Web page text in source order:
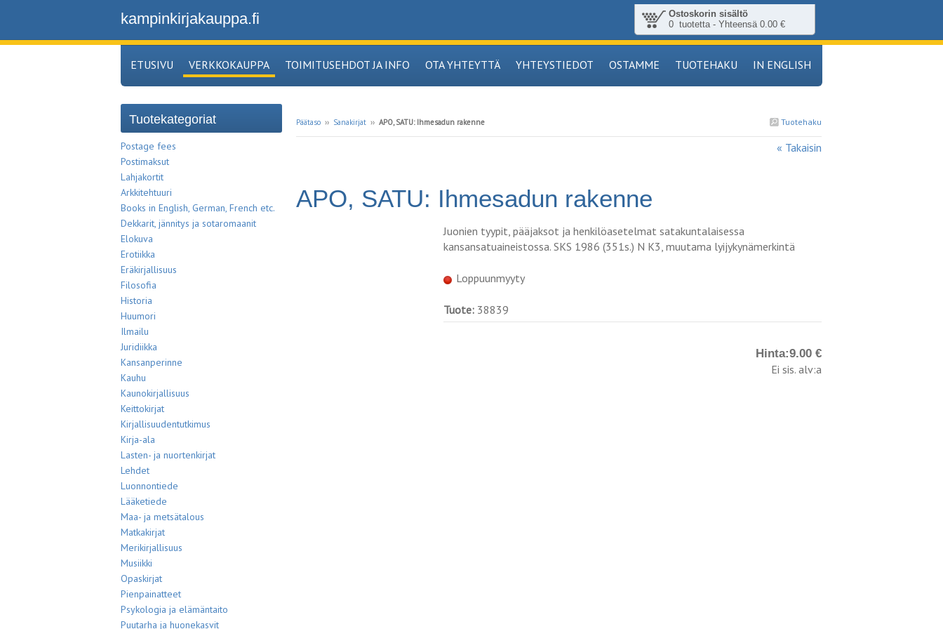
Ostoskorin sisältö
0 tuotetta - Yhteensä 0.00 €
kampinkirjakauppa.fi
ETUSIVU VERKKOKAUPPA TOIMITUSEHDOT JA INFO OTA YHTEYTTÄ YHTEYSTIEDOT OSTAMME TUOTEHAKU IN ENGLISH
Tuotehaku
Päätaso ›› Sanakirjat ›› APO, SATU: Ihmesadun rakenne
« Takaisin
APO, SATU: Ihmesadun rakenne
Juonien tyypit, pääjaksot ja henkilöasetelmat satakuntalaisessa
kansansatuaineistossa. SKS 1986 (351s.) N K3, muutama lyijykynämerkintä
Loppuunmyyty
Tuote: 38839
Hinta:9.00 €
Ei sis. alv:a
Tuotekategoriat
Postage fees
Postimaksut
Lahjakortit
Arkkitehtuuri
Books in English, German, French etc.
Dekkarit, jännitys ja sotaromaanit
Elokuva
Erotiikka
Eräkirjallisuus
Filosofia
Historia
Huumori
Ilmailu
Juridiikka
Kansanperinne
Kauhu
Kaunokirjallisuus
Keittokirjat
Kirjallisuudentutkimus
Kirja-ala
Lasten- ja nuortenkirjat
Lehdet
Luonnontiede
Lääketiede
Maa- ja metsätalous
Matkakirjat
Merikirjallisuus
Musiikki
Opaskirjat
Pienpainatteet
Psykologia ja elämäntaito
Puutarha ja huonekasvit